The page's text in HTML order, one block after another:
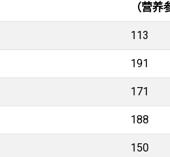
（营养
113
191
171
188
150